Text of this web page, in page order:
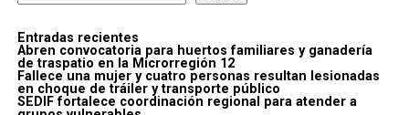
Entradas recientes
Abren convocatoria para huertos familiares y ganadería
de traspatio en la Microrregión 12
Fallece una mujer y cuatro personas resultan lesionadas
en choque de tráiler y transporte público
SEDIF fortalece coordinación regional para atender a